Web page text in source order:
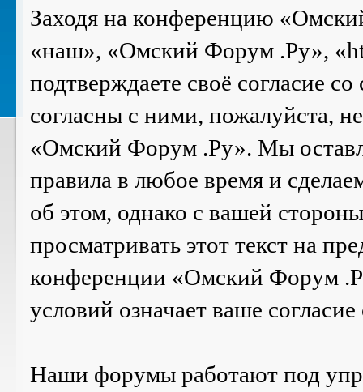
Заходя на конференцию
«наш», «Омский Форум .Ру»,
подтверждаете своё согласие
согласны с ними, пожалуйста,
«Омский Форум .Ру». Мы
правила в любое время и
об этом, однако с вашей
просматривать этот текст на
конференции «Омский Форум
условий означает ваше
Наши форумы работают под